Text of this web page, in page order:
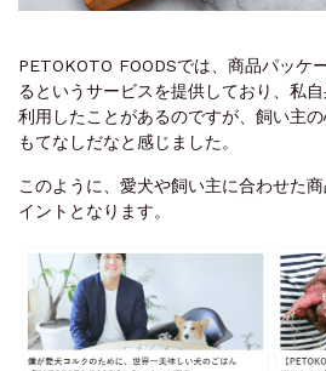
PETOKOTO FOODSでは、商品パッケ
るというサービスを提供しており、私
利用したことがあるのですが、飼い主
もてなしだなと感じました。
このように、愛犬や飼い主に合わせた
イントとなります。